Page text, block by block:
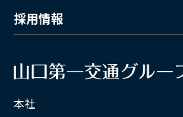
採用情報
本社